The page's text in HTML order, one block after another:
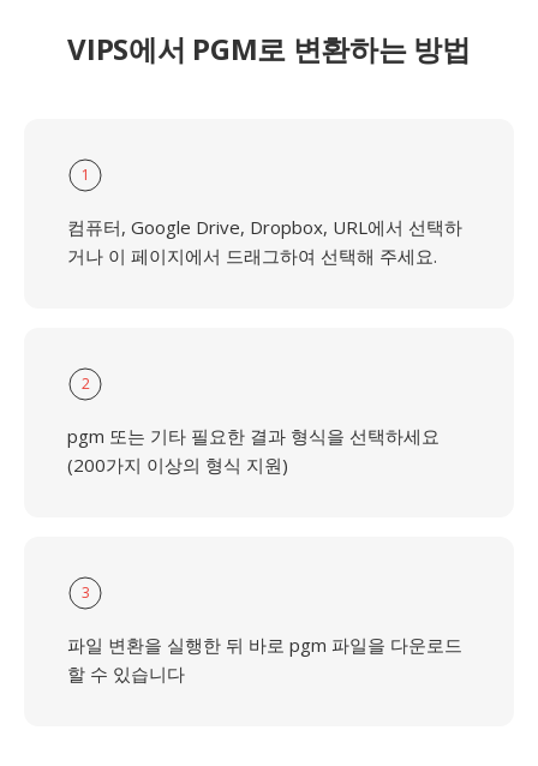
VIPS에서 PGM로 변환하는 방법
1
컴퓨터, Google Drive, Dropbox, URL에서 선택하
거나 이 페이지에서 드래그하여 선택해 주세요.
2
pgm 또는 기타 필요한 결과 형식을 선택하세요
(200가지 이상의 형식 지원)
3
파일 변환을 실행한 뒤 바로 pgm 파일을 다운로드
할 수 있습니다